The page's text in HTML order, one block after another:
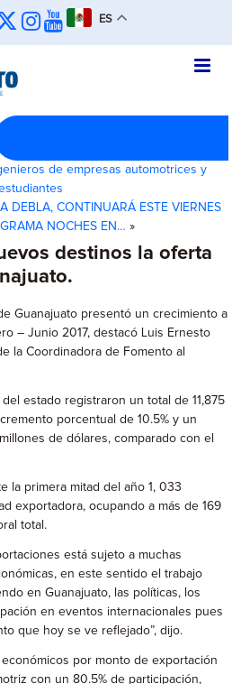
ES
de empresas automotrices y
DEBLA, CONTINUARÁ ESTE VIERNES
NOCHES EN… »
destinos la oferta
Guanajuato presentó un crecimiento a
– Junio 2017, destacó Luis Ernesto
la Coordinadora de Fomento al
estado registraron un total de 11,875
porcentual de 10.5% y un
de dólares, comparado con el
la primera mitad del año 1, 033
exportadora, ocupando a más de 169
total.
está sujeto a muchas
en este sentido el trabajo
en Guanajuato, las políticas, los
en eventos internacionales pues
que hoy se ve reflejado”, dijo.
por monto de exportación
con un 80.5% de participación,